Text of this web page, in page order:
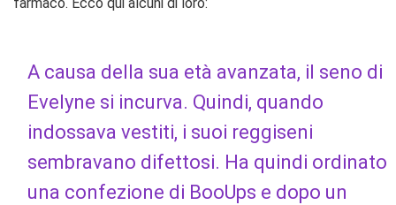
A causa della sua età avanzata, il seno di
Evelyne si incurva. Quindi, quando
indossava vestiti, i suoi reggiseni
sembravano difettosi. Ha quindi ordinato
una confezione di BooUps e dopo un